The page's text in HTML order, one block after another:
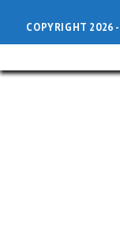
COPYRIGHT 2026 -